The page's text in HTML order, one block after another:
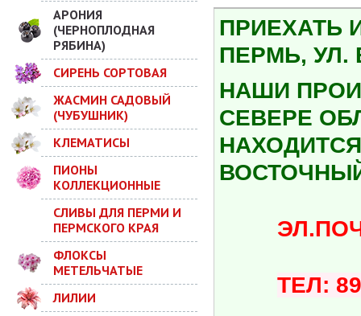
АРОНИЯ
(ЧЕРНОПЛОДНАЯ
РЯБИНА)
СИРЕНЬ СОРТОВАЯ
ЖАСМИН САДОВЫЙ
(ЧУБУШНИК)
КЛЕМАТИСЫ
ПИОНЫ
КОЛЛЕКЦИОННЫЕ
СЛИВЫ ДЛЯ ПЕРМИ И
ПЕРМСКОГО КРАЯ
ФЛОКСЫ
МЕТЕЛЬЧАТЫЕ
ЛИЛИИ
ПРИЕХАТЬ
ПЕРМЬ, УЛ.
НАШИ
СЕВЕРЕ
ТЕЛ: